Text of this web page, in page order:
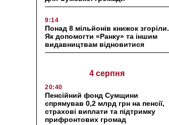
9:14
Понад 8 мільйонів книжок згоріли.
Як допомогти «Ранку» та іншим
видавництвам відновитися
4 серпня
20:40
Пенсійний фонд Сумщини
спрямував 0,2 млрд грн на пенсії,
страхові виплати та підтримку
прифронтових громад